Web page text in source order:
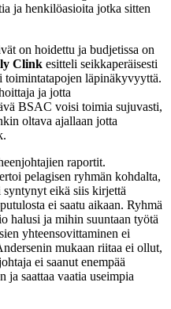
ja henkilöasioita jotka sitten
on hoidettu ja budjetissa on
Clink esitteli seikkaperäisesti
toimintatapojen läpinäkyvyyttä.
ja jotta
BSAC voisi toimia sujuvasti,
oltava ajallaan jotta
raportit.
pelagisen ryhmän kohdalta,
syntynyt eikä siis kirjettä
ei saatu aikaan. Ryhmä
halusi ja mihin suuntaan työtä
yhteensovittaminen ei
mukaan riitaa ei ollut,
ei saanut enempää
ja saattaa vaatia useimpia